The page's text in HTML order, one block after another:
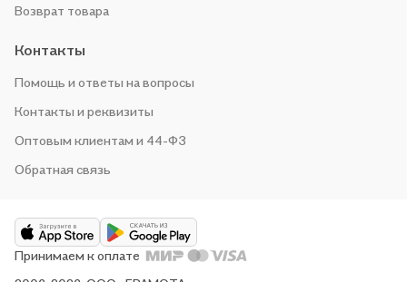
Возврат товара
Контакты
Помощь и ответы на вопросы
Контакты и реквизиты
Оптовым клиентам и 44-ФЗ
Обратная связь
Принимаем к оплате